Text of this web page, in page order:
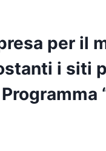
per il
i siti